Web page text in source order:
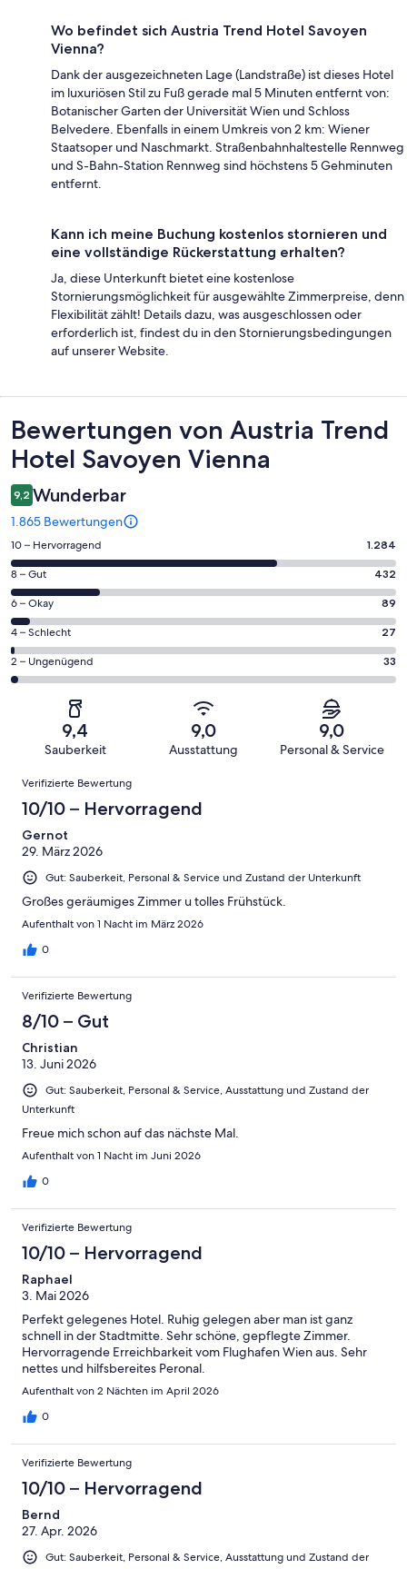
Wo befindet sich Austria Trend Hotel Savoyen
Vienna?
Dank der ausgezeichneten Lage (Landstraße) ist dieses Hotel
im luxuriösen Stil zu Fuß gerade mal 5 Minuten entfernt von:
Botanischer Garten der Universität Wien und Schloss
Belvedere. Ebenfalls in einem Umkreis von 2 km: Wiener
Staatsoper und Naschmarkt. Straßenbahnhaltestelle Rennweg
und S-Bahn-Station Rennweg sind höchstens 5 Gehminuten
entfernt.
Kann ich meine Buchung kostenlos stornieren und
eine vollständige Rückerstattung erhalten?
Ja, diese Unterkunft bietet eine kostenlose
Stornierungsmöglichkeit für ausgewählte Zimmerpreise, denn
Flexibilität zählt! Details dazu, was ausgeschlossen oder
erforderlich ist, findest du in den Stornierungsbedingungen
auf unserer Website.
Bewertungen
Bewertungen von Austria Trend
Hotel Savoyen Vienna
9,2 Wunderbar
1.865 Bewertungen
1284
von
insgesamt
1865
Gästebewertungen
haben
eine
Bewertung
Hervorragend
10 – Hervorragend 1.284
432
von
insgesamt
1865
Gästebewertungen
haben
Bewertung
Gut
8 – Gut 432
89
von
insgesamt
1865
Gästebewertungen
Bewertung
Okay
6 – Okay 89
27
von
insgesamt
Gästebewertungen
von
Schlecht
4 – Schlecht 27
33
von
insgesamt
Gästebewertungen
haben
eine
von
Ungenügend
2 – Ungenügend 33
9,4
Sauberkeit
9,0
Ausstattung
9,0
Personal & Service
Bewertungen
Verifizierte Bewertung
10/10 – Hervorragend
Gernot
29. März 2026
Gut: Sauberkeit, Personal & Service und Zustand der Unterkunft
Großes geräumiges Zimmer u tolles Frühstück.
Aufenthalt von 1 Nacht im März 2026
0
Verifizierte Bewertung
8/10 – Gut
Christian
13. Juni 2026
Gut: Sauberkeit, Personal & Service, Ausstattung und Zustand der
Unterkunft
Freue mich schon auf das nächste Mal.
Aufenthalt von 1 Nacht im Juni 2026
0
Verifizierte Bewertung
10/10 – Hervorragend
Raphael
3. Mai 2026
Perfekt gelegenes Hotel. Ruhig gelegen aber man ist ganz
schnell in der Stadtmitte. Sehr schöne, gepflegte Zimmer.
Hervorragende Erreichbarkeit vom Flughafen Wien aus. Sehr
nettes und hilfsbereites Peronal.
Aufenthalt von 2 Nächten im April 2026
0
Verifizierte Bewertung
10/10 – Hervorragend
Bernd
27. Apr. 2026
Gut: Sauberkeit, Personal & Service, Ausstattung und Zustand der